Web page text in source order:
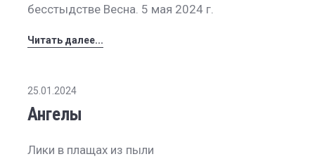
бесстыдстве Весна. 5 мая 2024 г.
Читать далее...
25.01.2024
Ангелы
Лики в плащах из пыли